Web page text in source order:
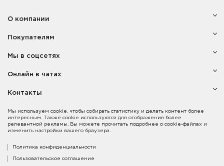
Мы используем cookie, чтобы собирать статистику и делать контент более
интересным. Также cookie используются для отображения более
релевантной рекламы. Вы можете прочитать подробнее о cookie-файлах и
изменить настройки вашего браузера.
Политика конфиденциальности
Пользовательское соглашение
Покупателям
О компании
Мы в соцсетях
Онлайн в чатах
Контакты